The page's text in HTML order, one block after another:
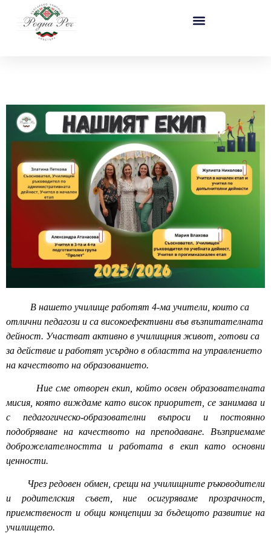
В нашето училище работят 4-ма учители, които са
отлични педагози и са високоефективни във възпитателната
дейност. Участват активно в училищния живот, готови са
за действие и работят усърдно в областта на управлението
на качеството на образованието.
Ние сме отворен екип, който освен образователната
мисия, която виждаме като висок приоритет, се занимава и
с педагогическо-образователни въпроси и постоянно
подобряване на качеството на преподаване. Възприемаме
доброжелателността и работата в екип като основни
ценности.
Чрез редовен обмен, срещи на училищните ръководители
и родителския съвет, ние осигуряваме прозрачност,
приемственост и общи концепции за бъдещото развитие на
училището.